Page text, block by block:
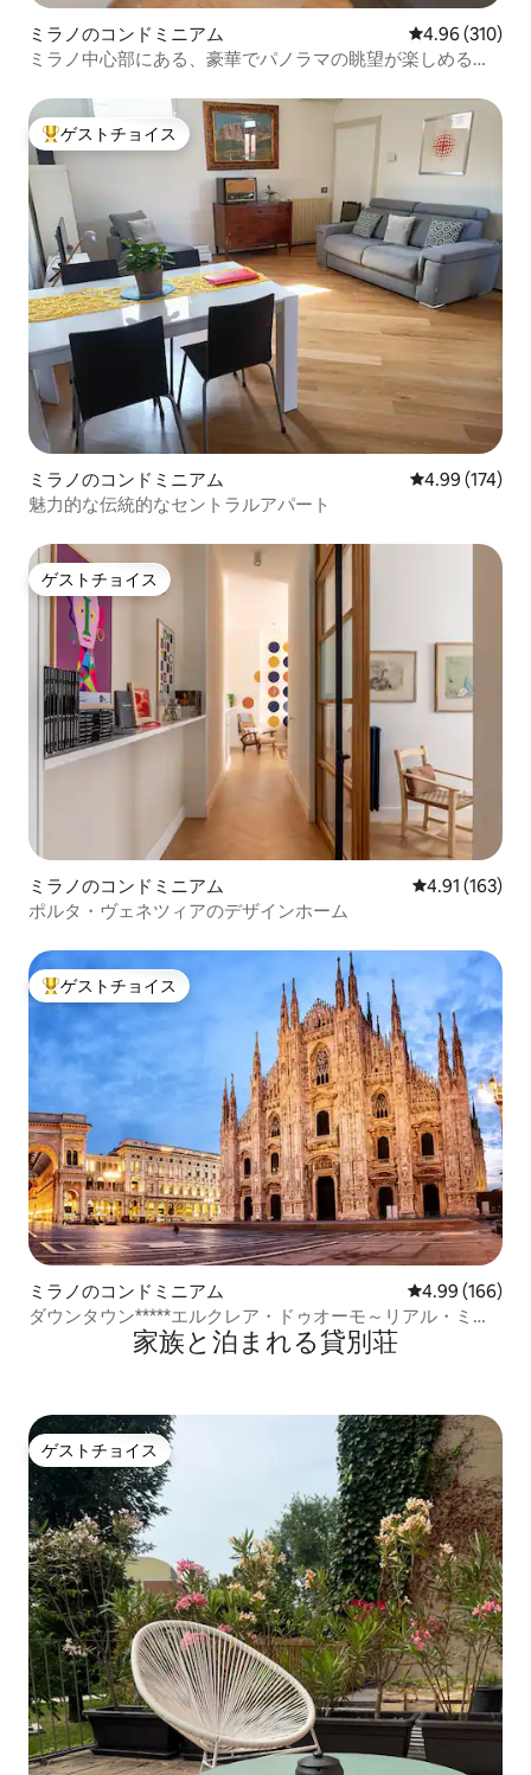
ミラノのコンドミニアム レビュー310
4.96 (310)
ミラノ中心部にある、豪華でパノラマの眺望が楽しめるフ
大好評のゲストチョイスです。
ゲストチョイス
ミラノのコンドミニアム レビュー174
4.99 (174)
魅力的な伝統的なセントラルアパート
ゲストチョイス
ゲストチョイス
ミラノのコンドミニアム レビュー163
4.91 (163)
ポルタ・ヴェネツィアのデザインホーム
大好評のゲストチョイスです。
ゲストチョイス
ミラノのコンドミニアム レビュー166
4.99 (166)
ダウンタウン*****エルクレア・ドゥオーモ～リアル・ミラ
家族と泊まれる貸別荘
ゲストチョイス
ゲストチョイス